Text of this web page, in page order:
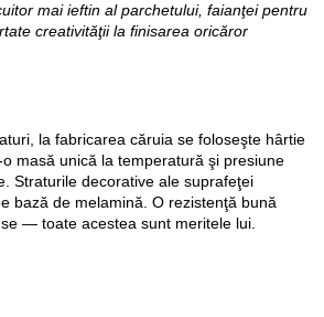
mai ieftin al parchetului, faianţei pentru
creativităţii la finisarea oricăror
la fabricarea căruia se foloseşte hârtie
masă unică la temperatură şi presiune
Straturile decorative ale suprafeţei
bază de melamină. O rezistenţă bună
— toate acestea sunt meritele lui.